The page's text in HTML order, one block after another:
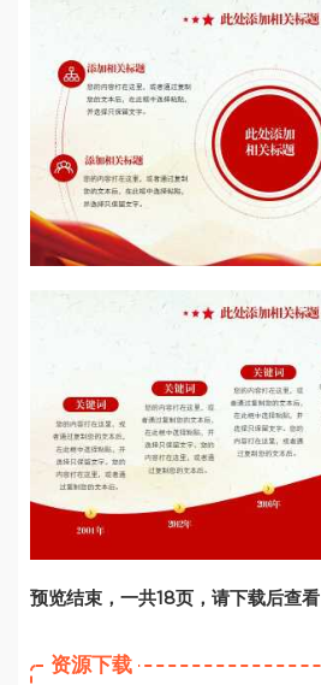
预览结束，一共18页，请下载后查看
资源下载